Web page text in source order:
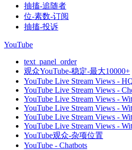
抽搐-追随者
位-素数-订阅
抽搐-投诉
YouTube
text_panel_order
观众YouTube-稳定-最大10000+
YouTube Live Stream Views -
YouTube Live Stream Views -
YouTube Live Stream Views -
YouTube Live Stream Views -
YouTube Live Stream Views -
YouTube Live Stream Views -
YouTube观众-杂项位置
YouTube - Chatbots